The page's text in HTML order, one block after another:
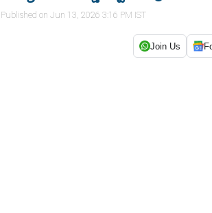
Published on Jun 13, 2026 3:16 PM IST
Join Us